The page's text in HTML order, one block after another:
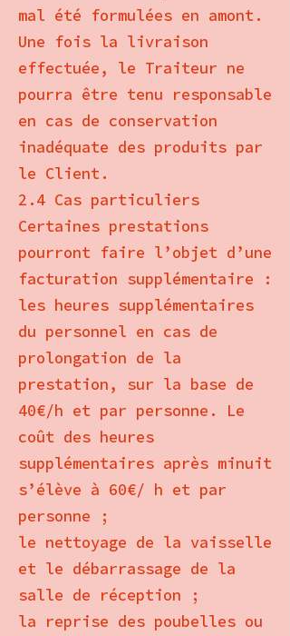
mal été formulées en amont.
Une fois la livraison
effectuée, le Traiteur ne
pourra être tenu responsable
en cas de conservation
inadéquate des produits par
le Client.
2.4 Cas particuliers
Certaines prestations
pourront faire l’objet d’une
facturation supplémentaire :
les heures supplémentaires
du personnel en cas de
prolongation de la
prestation, sur la base de
40€/h et par personne. Le
coût des heures
supplémentaires après minuit
s’élève à 60€/ h et par
personne ;
le nettoyage de la vaisselle
et le débarrassage de la
salle de réception ;
la reprise des poubelles ou